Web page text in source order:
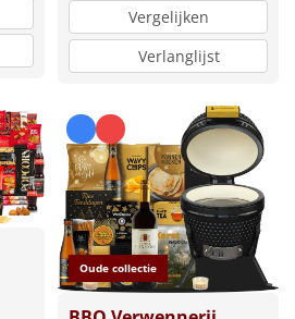
Vergelijken
Verlanglijst
Oude collectie